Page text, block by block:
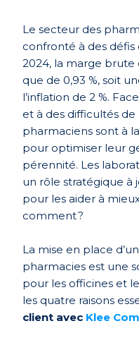
Le secteur des
confronté à des
2024, la marge brute
que de 0,93 %, soit
l’inflation de 2 %.
et à des difficultés
pharmaciens sont à
pour optimiser leur
pérennité. Les
un rôle stratégique à
pour les aider à
comment ?
La mise en place
pharmacies est une
pour les officines et
les quatre raisons
client avec Klee